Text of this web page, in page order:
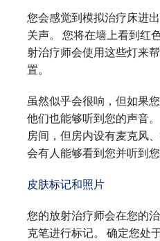
您会感觉到模拟治疗床进
关声。 您将在墙上看到红
射治疗师会使用这些灯来
置。
虽然似乎会很响，但如果
他们也能够听到您的声音
房间，但房内设有麦克风
会有人能够看到您并听到您
皮肤标记和照片
您的放射治疗师会在您的
克笔进行标记。 确定您处